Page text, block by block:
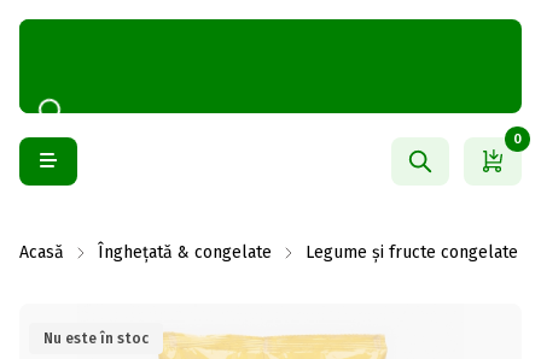
0
Acasă Înghețată & congelate Legume și fructe congelate
Nu este în stoc